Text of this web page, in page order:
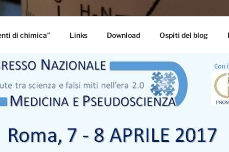
di chimica” Links Download Ospiti del blog